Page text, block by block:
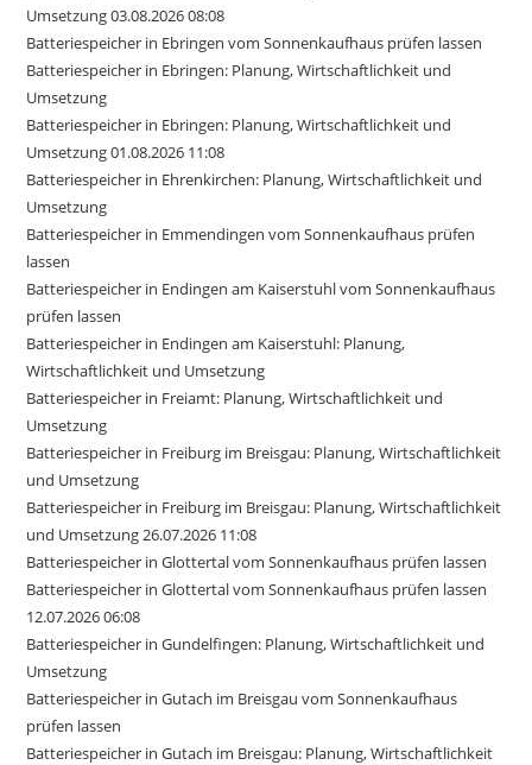
Umsetzung 03.08.2026 08:08
Batteriespeicher in Ebringen vom Sonnenkaufhaus prüfen lassen
Batteriespeicher in Ebringen: Planung, Wirtschaftlichkeit und
Umsetzung
Batteriespeicher in Ebringen: Planung, Wirtschaftlichkeit und
Umsetzung 01.08.2026 11:08
Batteriespeicher in Ehrenkirchen: Planung, Wirtschaftlichkeit und
Umsetzung
Batteriespeicher in Emmendingen vom Sonnenkaufhaus prüfen
lassen
Batteriespeicher in Endingen am Kaiserstuhl vom Sonnenkaufhaus
prüfen lassen
Batteriespeicher in Endingen am Kaiserstuhl: Planung,
Wirtschaftlichkeit und Umsetzung
Batteriespeicher in Freiamt: Planung, Wirtschaftlichkeit und
Umsetzung
Batteriespeicher in Freiburg im Breisgau: Planung, Wirtschaftlichkeit
und Umsetzung
Batteriespeicher in Freiburg im Breisgau: Planung, Wirtschaftlichkeit
und Umsetzung 26.07.2026 11:08
Batteriespeicher in Glottertal vom Sonnenkaufhaus prüfen lassen
Batteriespeicher in Glottertal vom Sonnenkaufhaus prüfen lassen
12.07.2026 06:08
Batteriespeicher in Gundelfingen: Planung, Wirtschaftlichkeit und
Umsetzung
Batteriespeicher in Gutach im Breisgau vom Sonnenkaufhaus
prüfen lassen
Batteriespeicher in Gutach im Breisgau: Planung, Wirtschaftlichkeit